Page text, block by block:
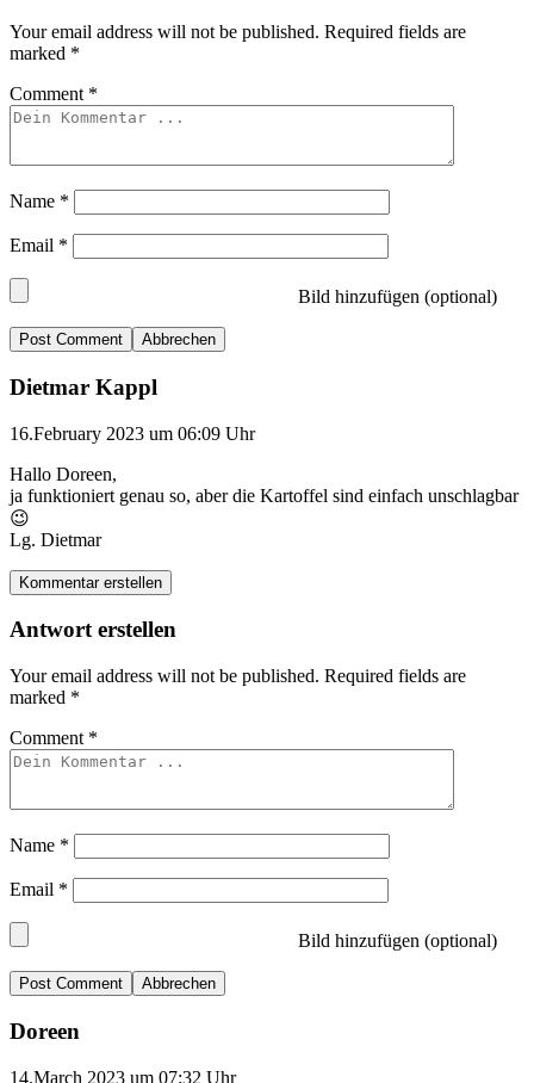
Your email address will not be published. Required fields are
marked *
Comment *
Name *
Email *
Bild hinzufügen (optional)
Abbrechen
Dietmar Kappl
16.February 2023 um 06:09 Uhr
Hallo Doreen,
ja funktioniert genau so, aber die Kartoffel sind einfach unschlagbar
😉
Lg. Dietmar
Kommentar erstellen
Antwort erstellen
Your email address will not be published. Required fields are
marked *
Comment *
Name *
Email *
Bild hinzufügen (optional)
Abbrechen
Doreen
14.March 2023 um 07:32 Uhr